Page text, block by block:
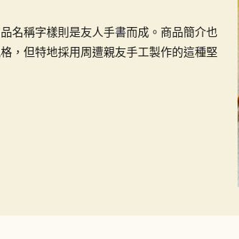
名稱字樣則是友人手書而成。商品簡介也
，但特地採用周遭親友手工製作的這種堅